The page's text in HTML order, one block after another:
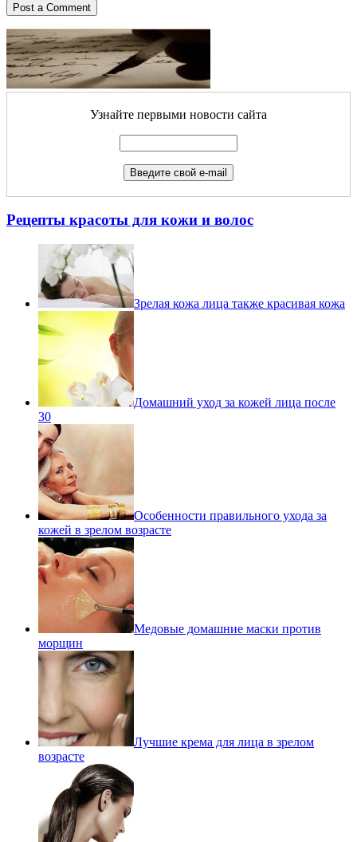
Узнайте первыми новости сайта
Рецепты красоты для кожи и волос
Зрелая кожа лица также красивая кожа
Домашний уход за кожей лица после
30
Особенности правильного ухода за
кожей в зрелом возрасте
Медовые домашние маски против
морщин
Лучшие крема для лица в зрелом
возрасте